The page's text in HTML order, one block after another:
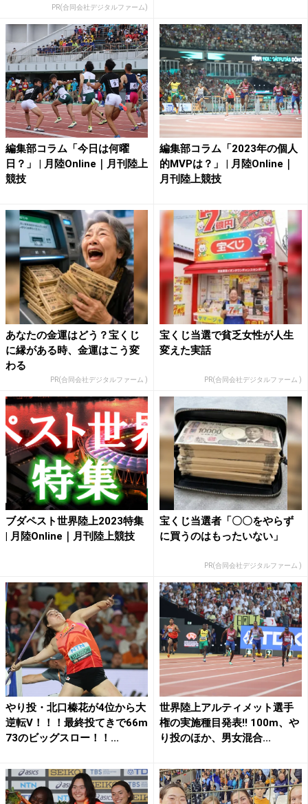
PR(合同会社デジタルファーム)
編集部コラム「今日は何曜
日？」 | 月陸Online｜月刊陸上
競技
編集部コラム「2023年の個人
的MVPは？」 | 月陸Online｜
月刊陸上競技
あなたの金運はどう？宝くじ
に縁がある時、金運はこう変
わる
PR(合同会社デジタルファーム )
宝くじ当選で貧乏女性が人生
変えた実話
PR(合同会社デジタルファーム )
ブダペスト世界陸上2023特集
| 月陸Online｜月刊陸上競技
宝くじ当選者「〇〇をやらず
に買うのはもったいない」
PR(合同会社デジタルファーム )
やり投・北口榛花が4位から大
逆転V！！！最終投てきで66m
73のビッグスロー！！...
世界陸上アルティメット選手
権の実施種目発表!! 100m、や
り投のほか、男女混合...